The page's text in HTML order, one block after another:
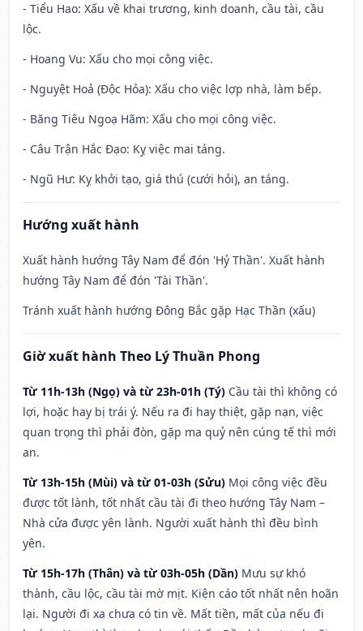
- Tiểu Hao: Xấu về khai trương, kinh doanh, cầu tài, cầu
lộc.
- Hoang Vu: Xấu cho mọi công việc.
- Nguyệt Hoả (Độc Hỏa): Xấu cho việc lợp nhà, làm bếp.
- Băng Tiêu Ngoạ Hãm: Xấu cho mọi công việc.
- Câu Trận Hắc Đạo: Kỵ việc mai táng.
- Ngũ Hư: Kỵ khởi tạo, giá thú (cưới hỏi), an táng.
Hướng xuất hành
Xuất hành hướng Tây Nam để đón 'Hỷ Thần'. Xuất hành
hướng Tây Nam để đón 'Tài Thần'.
Tránh xuất hành hướng Đông Bắc gặp Hạc Thần (xấu)
Giờ xuất hành Theo Lý Thuần Phong
Từ 11h-13h (Ngọ) và từ 23h-01h (Tý) Cầu tài thì không có
lợi, hoặc hay bị trái ý. Nếu ra đi hay thiệt, gặp nạn, việc
quan trọng thì phải đòn, gặp ma quỷ nên cúng tế thì mới
an.
Từ 13h-15h (Mùi) và từ 01-03h (Sửu) Mọi công việc đều
được tốt lành, tốt nhất cầu tài đi theo hướng Tây Nam –
Nhà cửa được yên lành. Người xuất hành thì đều bình
yên.
Từ 15h-17h (Thân) và từ 03h-05h (Dần) Mưu sự khó
thành, cầu lộc, cầu tài mờ mịt. Kiện cáo tốt nhất nên hoãn
lại. Người đi xa chưa có tin về. Mất tiền, mất của nếu đi